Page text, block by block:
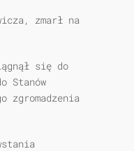
zmarł na
się do
Stanów
zgromadzenia